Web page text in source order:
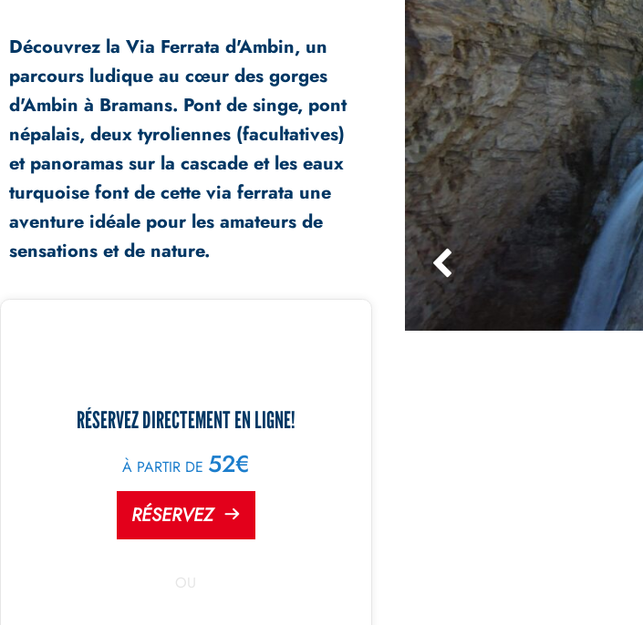
Découvrez la Via Ferrata d'Ambin, un
parcours ludique au cœur des gorges
d'Ambin à Bramans. Pont de singe, pont
népalais, deux tyroliennes (facultatives)
et panoramas sur la cascade et les eaux
turquoise font de cette via ferrata une
aventure idéale pour les amateurs de
sensations et de nature.
RÉSERVEZ DIRECTEMENT EN LIGNE!
À PARTIR DE 52€
RÉSERVEZ
OU